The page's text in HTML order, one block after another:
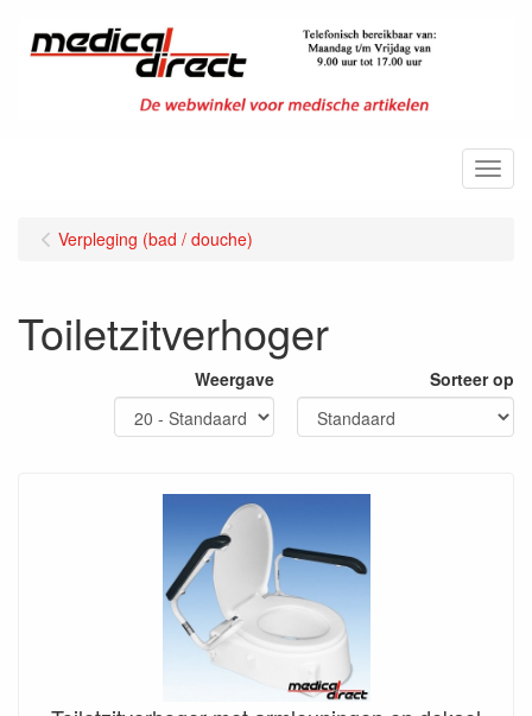
Menu
Verpleging (bad / douche)
Toiletzitverhoger
Weergave Sorteer op